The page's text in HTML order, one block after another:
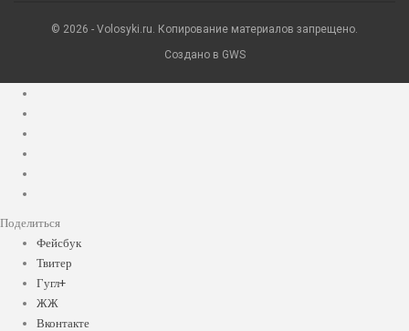
© 2026 - Volosyki.ru. Копирование материалов запрещено.
Создано в GWS
Поделиться
Фейсбук
Твитер
Гугл+
ЖЖ
Вконтакте